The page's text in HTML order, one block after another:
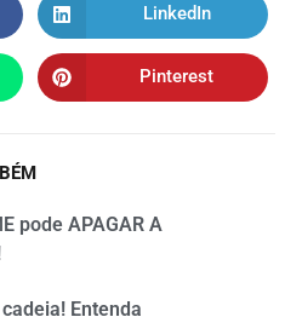
LinkedIn
Pinterest
pode APAGAR A
Entenda